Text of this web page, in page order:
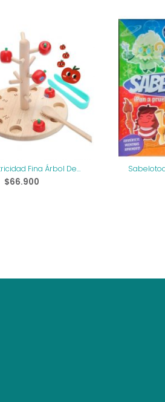
Fina Árbol De
Numérico
$66.900